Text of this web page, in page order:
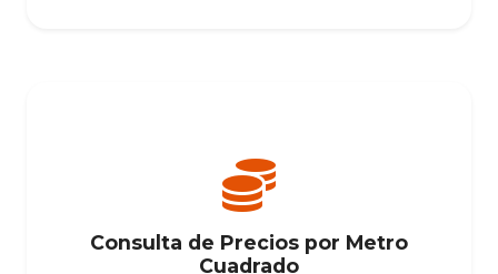
Consulta de Precios por Metro
Cuadrado